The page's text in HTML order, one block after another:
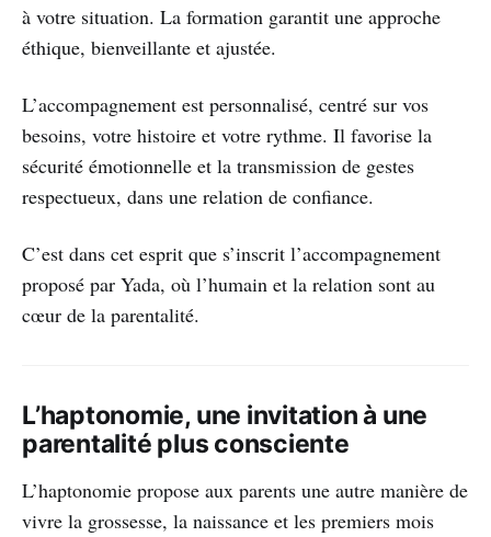
à votre situation. La formation garantit une approche
éthique, bienveillante et ajustée.
L’accompagnement est personnalisé, centré sur vos
besoins, votre histoire et votre rythme. Il favorise la
sécurité émotionnelle et la transmission de gestes
respectueux, dans une relation de confiance.
C’est dans cet esprit que s’inscrit l’accompagnement
proposé par Yada, où l’humain et la relation sont au
cœur de la parentalité.
L’haptonomie, une invitation à une
parentalité plus consciente
L’haptonomie propose aux parents une autre manière de
vivre la grossesse, la naissance et les premiers mois